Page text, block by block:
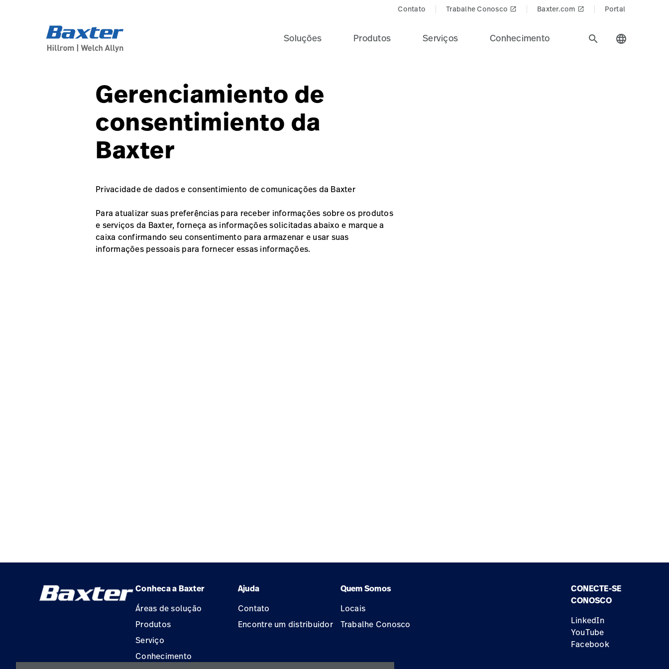
Contato Trabalhe Conosco launch Baxter.com launch Portal
Soluções Produtos Serviços Conhecimento search language
Gerenciamiento de
consentimiento da
Baxter
Privacidade de dados e consentimiento de comunicações da Baxter
Para atualizar suas preferências para receber informações sobre os produtos
e serviços da Baxter, forneça as informações solicitadas abaixo e marque a
caixa confirmando seu consentimento para armazenar e usar suas
informações pessoais para fornecer essas informações.
Conheca a Baxter Ajuda
Quem Somos
Áreas de solução
Produtos
Serviço
Conhecimento
Contato
Encontre um distribuidor
Locais
Trabalhe Conosco
CONECTE-SE
CONOSCO
LinkedIn
YouTube
Facebook